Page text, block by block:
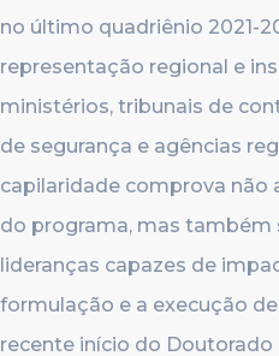
no último quadriênio 2021-
representação regional e
ministérios, tribunais de
de segurança e agências
capilaridade comprova não
do programa, mas também
lideranças capazes de
formulação e a execução
recente início do